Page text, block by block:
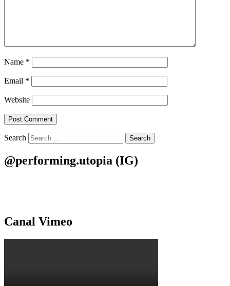
Name *
Email *
Website
Search
@performing.utopia (IG)
Canal Vimeo